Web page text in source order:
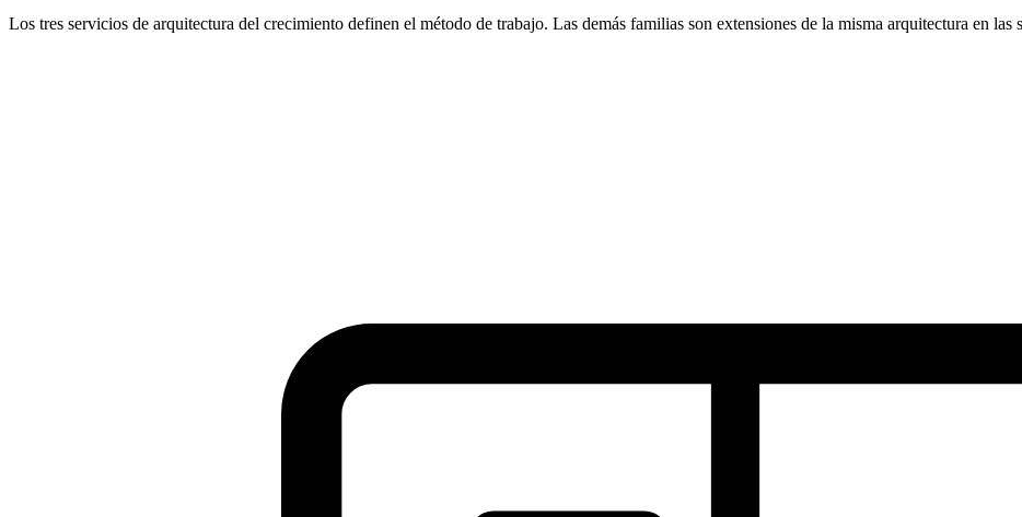
Los tres servicios de arquitectura del crecimiento definen el método de trabajo. Las demás familias son extensiones de la misma arquitectura en las